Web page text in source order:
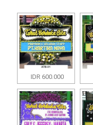
IDR 600.000